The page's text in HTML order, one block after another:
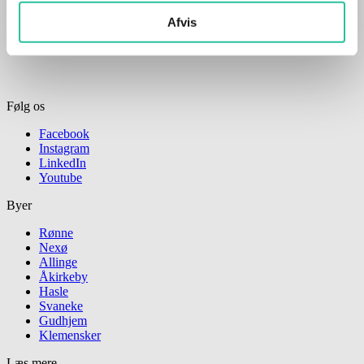
Afvis
MORGENHILSEN: Søndag 10. august. Solen står op klokken
Følg os
Facebook
Instagram
LinkedIn
Youtube
Byer
Rønne
Nexø
Allinge
Åkirkeby
Hasle
Svaneke
Gudhjem
Klemensker